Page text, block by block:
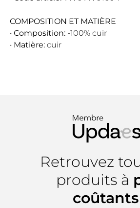
COMPOSITION ET MATIÈRE
• Composition: -100% cuir
• Matière: cuir
Retrouvez
produits à
coûtants